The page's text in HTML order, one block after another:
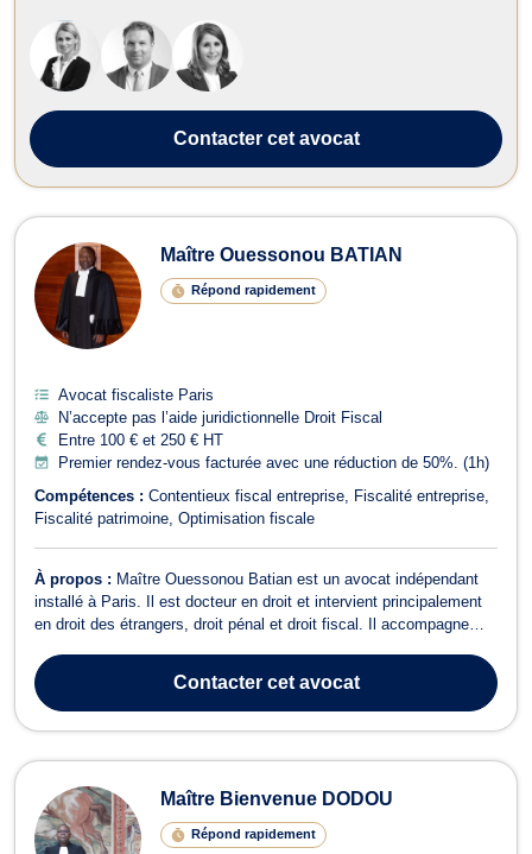
sécurité sociale, droit de la famille, droit commercial, droit fiscal,
dro...
Contactercet avocat
Maître Ouessonou BATIAN
Répond rapidement
Avocat fiscaliste Paris
N’accepte pas l’aide juridictionnelle Droit Fiscal
Entre 100 € et 250 € HT
Premier rendez-vous facturée avec une réduction de 50%. (1h)
Compétences : Contentieux fiscal entreprise
Fiscalité entreprise
Fiscalité patrimoine Optimisation fiscale
À propos : Maître Ouessonou Batian est un avocat indépendant
installé à Paris. Il est docteur en droit et intervient principalement
en droit des étrangers, droit pénal et droit fiscal. Il accompagne
mêlent protection des personnes, défense pénale et enjeux fiscaux
ou pat...
Contactercet avocat
Maître Bienvenue DODOU
Répond rapidement